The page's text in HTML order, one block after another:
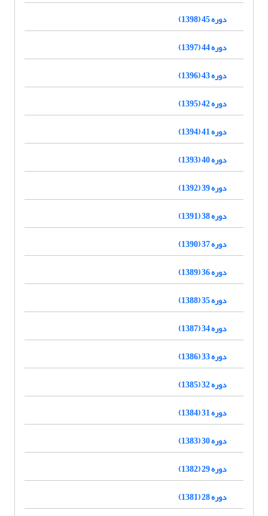
دوره 45 (1398)
دوره 44 (1397)
دوره 43 (1396)
دوره 42 (1395)
دوره 41 (1394)
دوره 40 (1393)
دوره 39 (1392)
دوره 38 (1391)
دوره 37 (1390)
دوره 36 (1389)
دوره 35 (1388)
دوره 34 (1387)
دوره 33 (1386)
دوره 32 (1385)
دوره 31 (1384)
دوره 30 (1383)
دوره 29 (1382)
دوره 28 (1381)